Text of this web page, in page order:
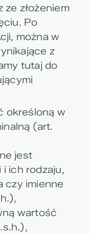
ze złożeniem
Po
można w
z
tutaj do
określoną w
(art.
jest
i ich rodzaju,
czy imienne
wartość